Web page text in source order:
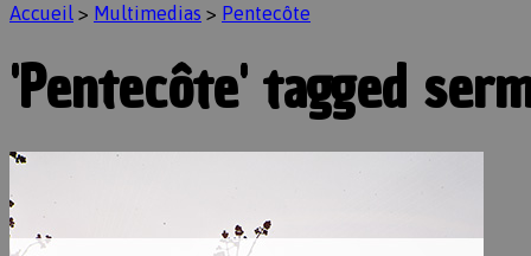
Accueil > Multimedias > Pentecôte
'Pentecôte' tagged